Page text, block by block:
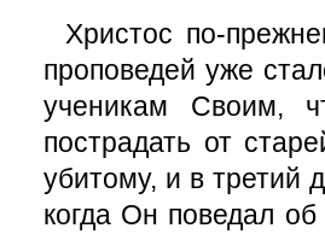
Христос по-
проповедей уже
ученикам Своим,
пострадать от
убитому, и в третий
когда Он поведал